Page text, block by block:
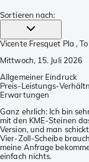
Sortieren nach:
Vicente Fresquet Pla ,
Mittwoch, 15. Juli 2026
Allgemeiner Eindruck
Preis-Leistungs-
Erwartungen
Ganz ehrlich: Ich bin
mit den KME-Steinen
Version, und man
Vier-Zoll-Scheibe
meine Anfrage
einfach nichts.